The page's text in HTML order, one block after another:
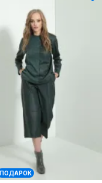
ПОДАРОК